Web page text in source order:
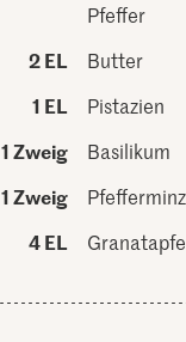
Pfeffer
2 EL
Butter
1 EL
Pistazien
1 Zweig
Basilikum
1 Zweig
4 EL